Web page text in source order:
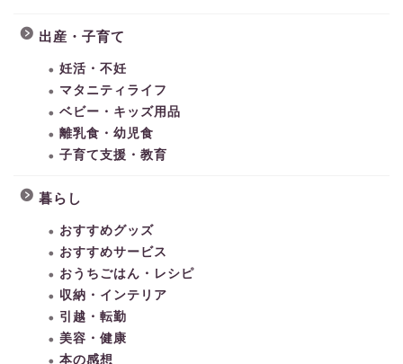
出産・子育て
妊活・不妊
マタニティライフ
ベビー・キッズ用品
離乳食・幼児食
子育て支援・教育
暮らし
おすすめグッズ
おすすめサービス
おうちごはん・レシピ
収納・インテリア
引越・転勤
美容・健康
本の感想